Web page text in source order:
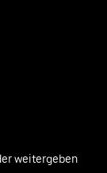
weitergeben